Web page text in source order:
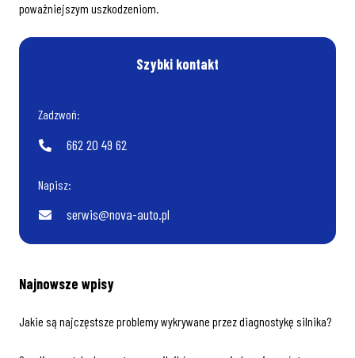
poważniejszym uszkodzeniom.
Szybki kontakt
Zadzwoń:
662 20 49 62
Napisz:
serwis@nova-auto.pl
Najnowsze wpisy
Jakie są najczęstsze problemy wykrywane przez diagnostykę silnika?